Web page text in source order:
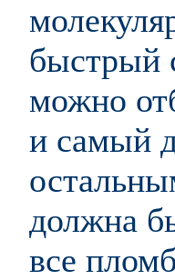
быстрый
можно
и самый
должна
все